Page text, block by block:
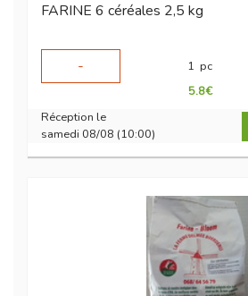
FARINE 6 céréales 2,5 kg
-
1 pc
5.8€
Réception le
samedi 08/08 (10:00)